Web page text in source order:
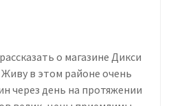
о магазине Дикси
в этом районе очень
через день на протяжении